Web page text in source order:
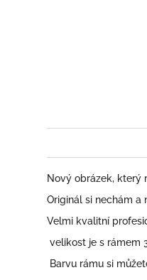
Nový obrázek, který
Originál si nechám a
Velmi kvalitní
velikost je s rámem
Barvu rámu si